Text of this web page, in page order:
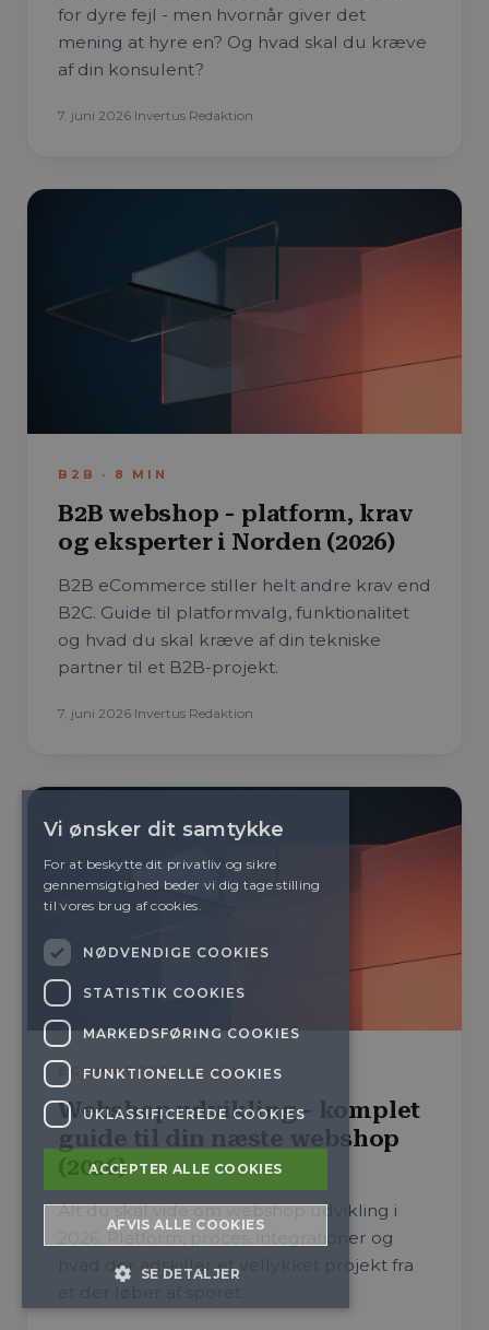
for dyre fejl - men hvornår giver det
mening at hyre en? Og hvad skal du kræve
af din konsulent?
7. juni 2026 Invertus Redaktion
B2B · 8 MIN
B2B webshop - platform, krav
og eksperter i Norden (2026)
B2B eCommerce stiller helt andre krav end
B2C. Guide til platformvalg, funktionalitet
og hvad du skal kræve af din tekniske
partner til et B2B-projekt.
7. juni 2026 Invertus Redaktion
ECOMMERCE· 9MIN
Webshop udvikling - komplet
guide til din næste webshop
(2026)
Alt du skal vide om webshop udvikling i
2026. Platform, proces, integrationer og
hvad der adskiller et vellykket projekt fra
Vi ønsker dit samtykke
For at beskytte dit privatliv og sikre
gennemsigtighed beder vi dig tage stilling
til vores brug af cookies.
NØDVENDIGE COOKIES
STATISTIK COOKIES
MARKEDSFØRING COOKIES
FUNKTIONELLE COOKIES
UKLASSIFICEREDE COOKIES
ACCEPTER ALLE COOKIES
AFVIS ALLE COOKIES
SE DETALJER